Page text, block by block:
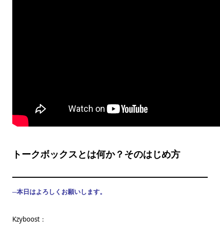
トークボックスとは何か？そのはじめ方
─本日はよろしくお願いします。
Kzyboost：